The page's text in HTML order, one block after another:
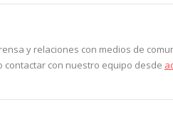
y relaciones con medios de
contactar con nuestro equipo desde